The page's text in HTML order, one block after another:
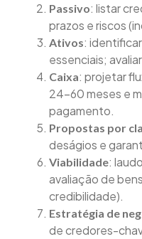
Passivo: listar
prazos e riscos
Ativos:
essenciais;
Caixa: projetar
24–60 meses e
pagamento.
Propostas por
deságios e
Viabilidade:
avaliação de
credibilidade).
Estratégia de
de credores-